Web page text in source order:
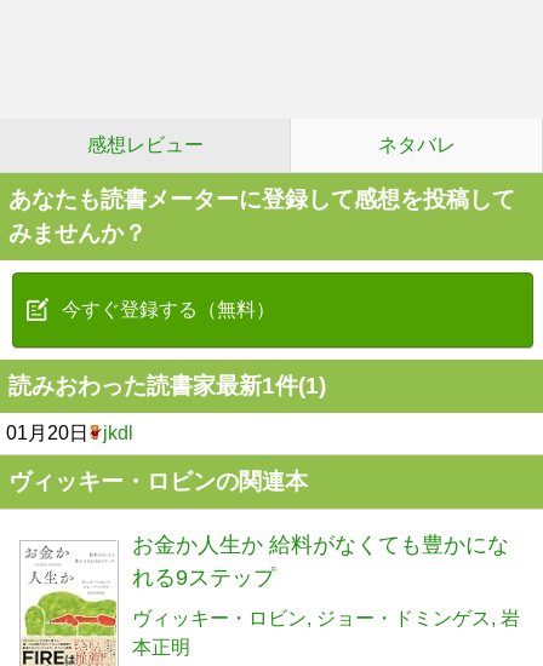
感想レビュー ネタバレ
あなたも読書メーターに登録して感想を投稿して
みませんか？
今すぐ登録する（無料）
読みおわった読書家最新1件(1)
01月20日 jkdl
ヴィッキー・ロビンの関連本
お金か人生か 給料がなくても豊かにな
れる9ステップ
ヴィッキー・ロビン ジョー・ドミンゲス 岩
本正明